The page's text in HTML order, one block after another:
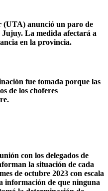
anunció un paro de
La medida afectará a
en la provincia.
fue tomada porque las
de los choferes
con los delegados de
la situación de cada
de octubre 2023 con escala
información de que ninguna